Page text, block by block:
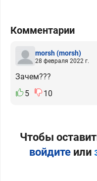
Комментарии
morsh(morsh)
28 февраля 2022 г.
Зачем???
5
10
Чтобы
войдитеили